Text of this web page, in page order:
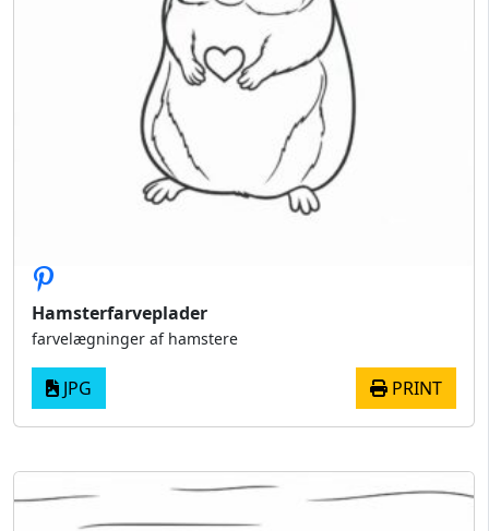
Hamsterfarveplader
farvelægninger af hamstere
JPG PRINT